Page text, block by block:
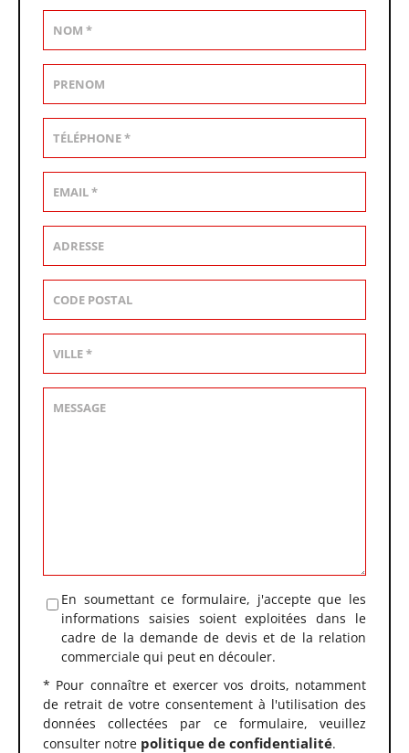
En soumettant ce formulaire, j'accepte que les
informations saisies soient exploitées dans le
cadre de la demande de devis et de la relation
commerciale qui peut en découler.
* Pour connaître et exercer vos droits, notamment
de retrait de votre consentement à l'utilisation des
données collectées par ce formulaire, veuillez
consulter notre politique de confidentialité.